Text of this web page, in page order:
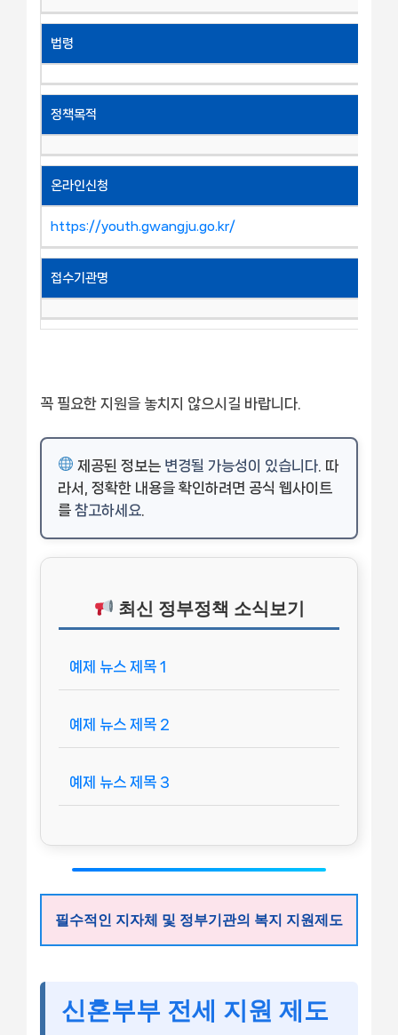
법령
정책목적
온라인신청
https://youth.gwangju.go.kr/
접수기관명
꼭 필요한 지원을 놓치지 않으시길 바랍니다.
제공된 정보는 변경될 가능성이 있습니다 . 따
라서, 정확한 내용을 확인하려면 공식 웹사이트
를 참고하세요
최신 정부정책 소식보기
예제 뉴스 제목 1
예제 뉴스 제목 2
예제 뉴스 제목 3
필수적인 지자체 및 정부기관의 복지 지원제도
신혼부부 전세 지원 제도